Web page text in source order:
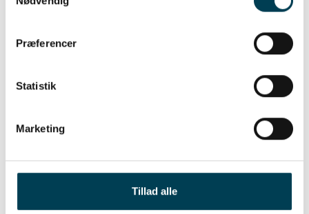
Præferencer
Statistik
Marketing
Tillad alle
Søren Balder Bendtsen
, Chef for Genetisk team,
Danish Pig Genetics, mobil: 8140 2613, mail:
, Seniorkonsulent, Teknologisk Institut,